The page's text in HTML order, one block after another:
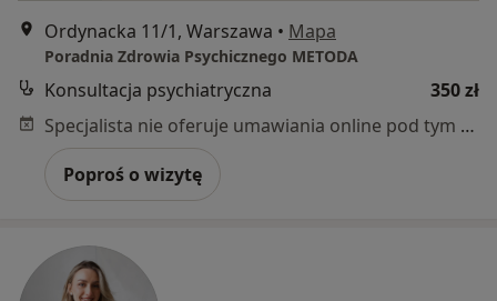
Ordynacka 11/1, Warszawa • Mapa
Poradnia Zdrowia Psychicznego METODA
Konsultacja psychiatryczna
350 zł
Specjalista nie oferuje umawiania online pod tym adresem.
Poproś o wizytę